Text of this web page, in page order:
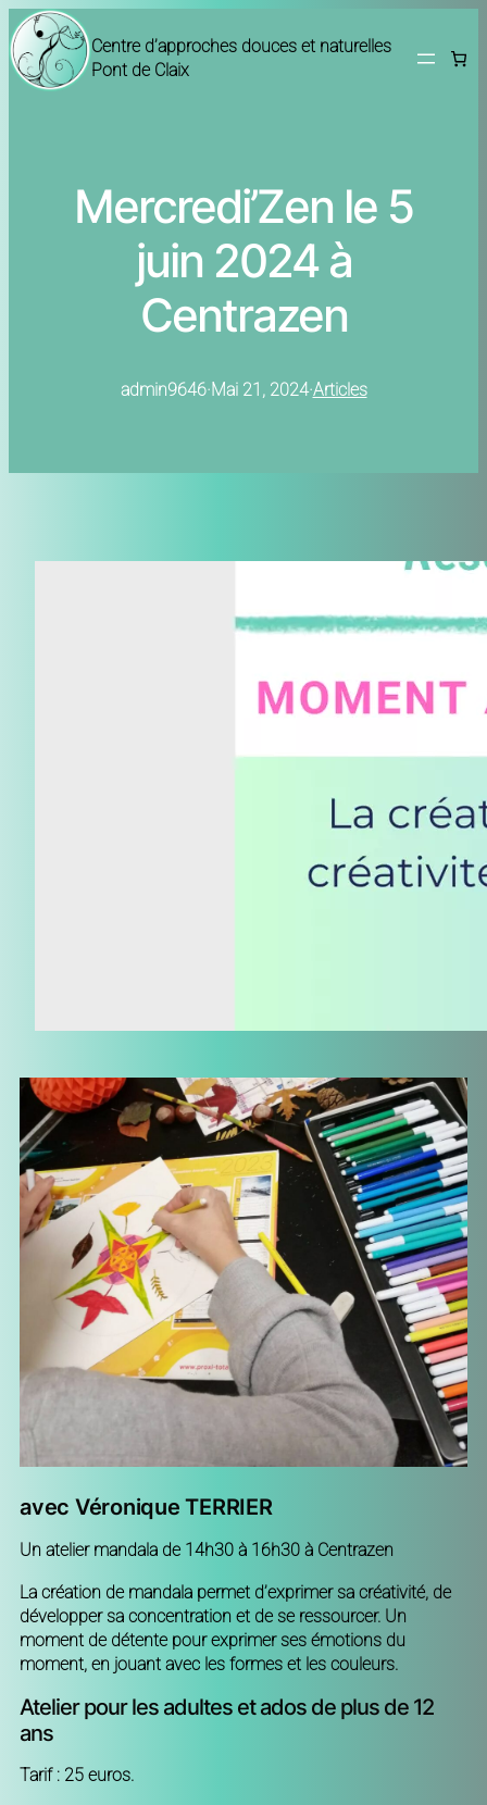
Centre d’approches douces et naturelles
Pont de Claix
Mercredi’Zen le 5
juin 2024 à
Centrazen
admin9646·Mai 21, 2024·Articles
avec Véronique TERRIER
Un atelier mandala de 14h30 à 16h30 à Centrazen
La création de mandala permet d’exprimer sa créativité, de
développer sa concentration et de se ressourcer. Un
moment de détente pour exprimer ses émotions du
moment, en jouant avec les formes et les couleurs.
Atelier pour les adultes et ados de plus de 12
ans
Tarif : 25 euros.